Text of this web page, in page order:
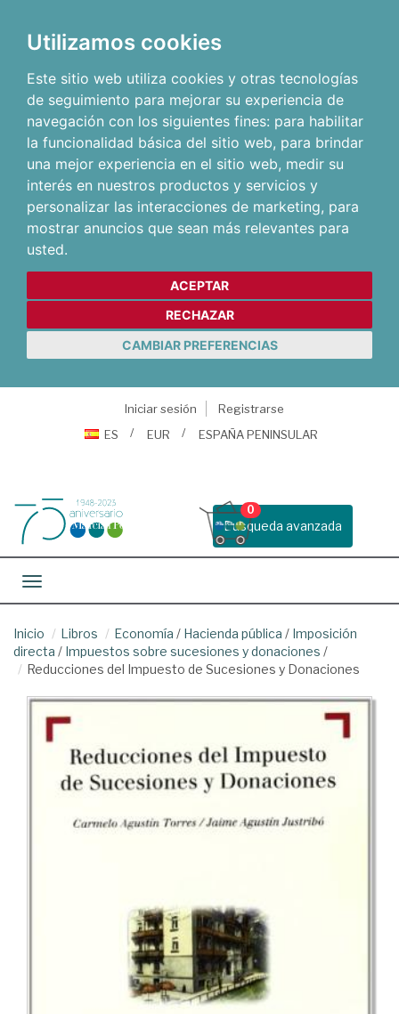
Utilizamos cookies
Este sitio web utiliza cookies y otras tecnologías
de seguimiento para mejorar su experiencia de
navegación con los siguientes fines: para habilitar
la funcionalidad básica del sitio web, para brindar
una mejor experiencia en el sitio web, medir su
interés en nuestros productos y servicios y
personalizar las interacciones de marketing, para
mostrar anuncios que sean más relevantes para
usted.
ACEPTAR
RECHAZAR
CAMBIAR PREFERENCIAS
Iniciar sesión
Registrarse
ES
EUR ESPAÑA PENINSULAR
Busqueda avanzada
0
Toggle navigation
Inicio Libros Economía / Hacienda pública / Imposición
directa / Impuestos sobre sucesiones y donaciones /
Reducciones del Impuesto de Sucesiones y Donaciones